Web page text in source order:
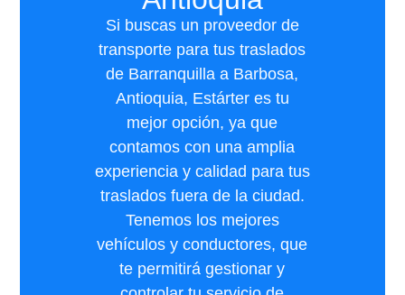
Si buscas un proveedor de
transporte para tus traslados
de Barranquilla a Barbosa,
Antioquia, Estárter es tu
mejor opción, ya que
contamos con una amplia
experiencia y calidad para tus
traslados fuera de la ciudad.
Tenemos los mejores
vehículos y conductores, que
te permitirá gestionar y